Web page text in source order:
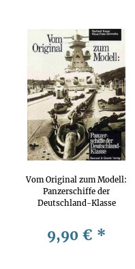
Vom Original zum Modell:
Panzerschiffe der
Deutschland-Klasse
9,90 € *